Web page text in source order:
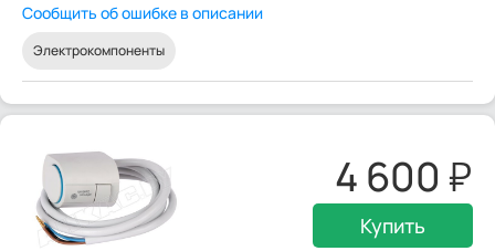
Сообщить об ошибке в описании
Электрокомпоненты
4 600
Купить